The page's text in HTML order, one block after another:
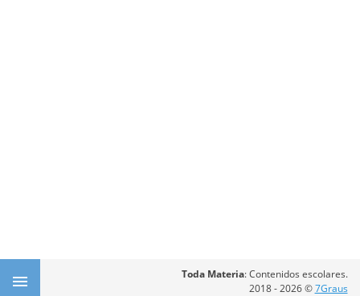
Toda Materia: Contenidos escolares.
2018 - 2026 ©7Graus